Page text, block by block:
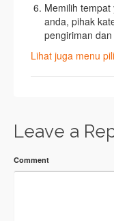
Memilih
anda, pihak
pengiriman
Lihat juga menu
Leave a
Comment